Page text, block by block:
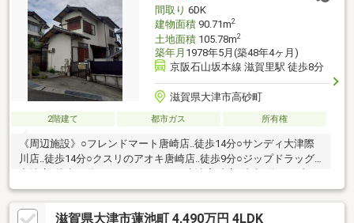
間取り 6DK
建物面積90.71m2
土地面積105.78m2
築年月 1978年5月(築48年4ヶ月)
京阪石山坂本線 滋賀里駅 徒歩8分
滋賀県大津市高砂町
2階建て 都市ガス 所有権
《周辺施設》○フレンドマート唐崎店‥徒歩14分○サンディ大津際
川店‥徒歩14分○クスリのアオキ唐崎店‥徒歩9分○ジップドラッグ
イレブン大津南志賀４丁目店‥徒歩12分●志賀小学校‥徒歩13分●唐
崎中学校‥徒歩27分はじめての家探しの方、一度は探したけど決ま
らなかった…という方も、まずは当社“グローバル不動産販売”にご
滋賀県大津市蓮池町 4,490万円 4LDK